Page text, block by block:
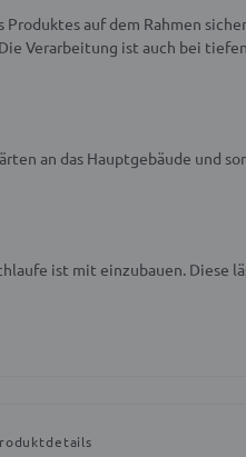
auf dem Rahmen
Verarbeitung ist auch bei
an das Hauptgebäude und
ist mit einzubauen.